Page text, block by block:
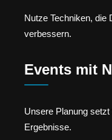
Nutze Techniken, die
verbessern.
Events mit
Unsere Planung
Ergebnisse.